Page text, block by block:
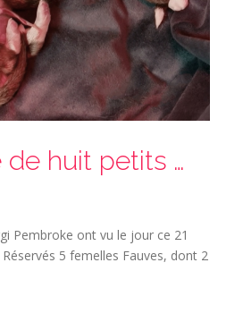
Naissance de huit petits Welsh Corgi Pembroke le 21 Mars 2025
Pembroke ont vu le jour ce 21
5 femelles Fauves, dont 2